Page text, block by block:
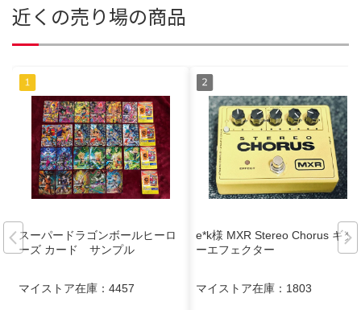
近くの売り場の商品
スーパードラゴンボールヒーロ
ーズ カード サンプル
マイストア在庫： 4457
e*k様 MXR Stereo Chorus ギタ
ーエフェクター
マイストア在庫： 1803